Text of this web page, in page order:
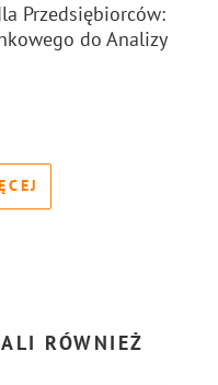
Przedsiębiorców:
do Analizy
RÓWNIEŻ